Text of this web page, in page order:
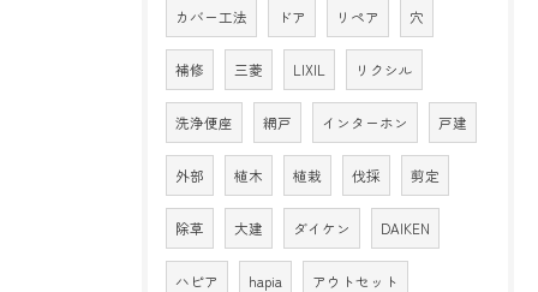
カバー工法 ドア リペア 穴
補修 三菱 LIXIL リクシル
洗浄便座 網戸 インターホン 戸建
外部 植木 植栽 伐採 剪定
除草 大建 ダイケン DAIKEN
ハピア hapia アウトセット